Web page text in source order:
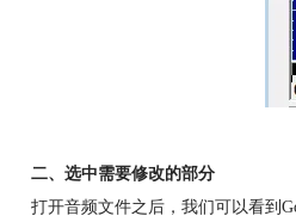
二、选中需要修改的部分
打开音频文件之后，我们可以看到